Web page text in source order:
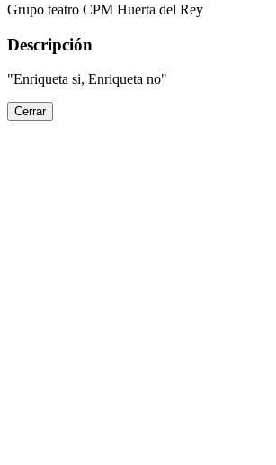
Grupo teatro CPM Huerta del Rey
Descripción
"Enriqueta si, Enriqueta no"
Cerrar